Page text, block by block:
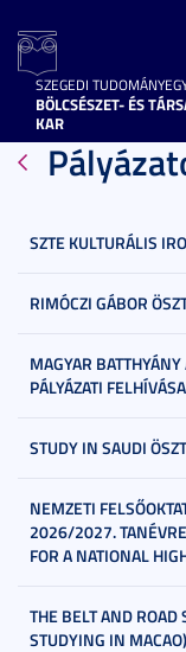
SZEGEDI
BÖLCSÉSZET- ÉS
KAR
SZTE KULTURÁLIS
RIMÓCZI GÁBOR
MAGYAR
PÁLYÁZATI FELHÍVÁSA
STUDY IN SAUDI
NEMZETI
2026/2027.
FOR A NATIONAL
THE BELT AND ROAD
STUDYING IN